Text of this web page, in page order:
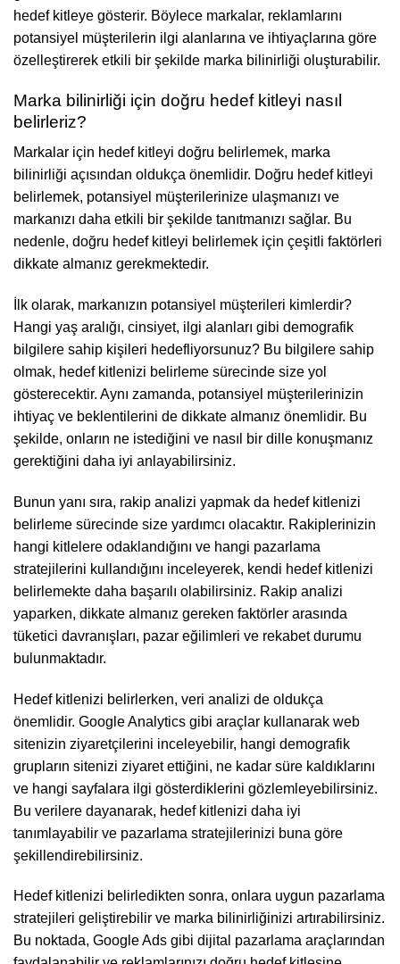
hedef kitleye gösterir. Böylece markalar, reklamlarını
potansiyel müşterilerin ilgi alanlarına ve ihtiyaçlarına göre
özelleştirerek etkili bir şekilde marka bilinirliği oluşturabilir.
Marka bilinirliği için doğru hedef kitleyi nasıl
belirleriz?
Markalar için hedef kitleyi doğru belirlemek, marka
bilinirliği açısından oldukça önemlidir. Doğru hedef kitleyi
belirlemek, potansiyel müşterilerinize ulaşmanızı ve
markanızı daha etkili bir şekilde tanıtmanızı sağlar. Bu
nedenle, doğru hedef kitleyi belirlemek için çeşitli faktörleri
dikkate almanız gerekmektedir.
İlk olarak, markanızın potansiyel müşterileri kimlerdir?
Hangi yaş aralığı, cinsiyet, ilgi alanları gibi demografik
bilgilere sahip kişileri hedefliyorsunuz? Bu bilgilere sahip
olmak, hedef kitlenizi belirleme sürecinde size yol
gösterecektir. Aynı zamanda, potansiyel müşterilerinizin
ihtiyaç ve beklentilerini de dikkate almanız önemlidir. Bu
şekilde, onların ne istediğini ve nasıl bir dille konuşmanız
gerektiğini daha iyi anlayabilirsiniz.
Bunun yanı sıra, rakip analizi yapmak da hedef kitlenizi
belirleme sürecinde size yardımcı olacaktır. Rakiplerinizin
hangi kitlelere odaklandığını ve hangi pazarlama
stratejilerini kullandığını inceleyerek, kendi hedef kitlenizi
belirlemekte daha başarılı olabilirsiniz. Rakip analizi
yaparken, dikkate almanız gereken faktörler arasında
tüketici davranışları, pazar eğilimleri ve rekabet durumu
bulunmaktadır.
Hedef kitlenizi belirlerken, veri analizi de oldukça
önemlidir. Google Analytics gibi araçlar kullanarak web
sitenizin ziyaretçilerini inceleyebilir, hangi demografik
grupların sitenizi ziyaret ettiğini, ne kadar süre kaldıklarını
ve hangi sayfalara ilgi gösterdiklerini gözlemleyebilirsiniz.
Bu verilere dayanarak, hedef kitlenizi daha iyi
tanımlayabilir ve pazarlama stratejilerinizi buna göre
şekillendirebilirsiniz.
Hedef kitlenizi belirledikten sonra, onlara uygun pazarlama
stratejileri geliştirebilir ve marka bilinirliğinizi artırabilirsiniz.
Bu noktada, Google Ads gibi dijital pazarlama araçlarından